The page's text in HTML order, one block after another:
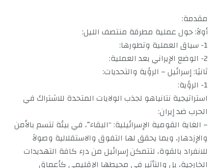
مقدمة:
أولاً: حول عملية مطرقة منتصف الليل:
1- سياق العملية وتطورها:
2- الوضع الإيراني بعد العملية:
ثانيًا: إسرائيل – الرؤية والتحديات:
1- الرؤية:
استراتيجية نتانياهو لجذب الولايات المتحدة للاشتراك في
الحرب ضد إيران:
– الغاية القومية الإسرائيلية: “البقاء”، في بيئة تتسم بالأمن
والإزدهار، وبما يحقق لها التفوق والاستقلالية وصولاً
للانفراد بالقوة، لتتمكن إسرائيل من درء كافة التهديدات
الخارجية، بل والتأثير في محيطها الإقليمي كأعماق